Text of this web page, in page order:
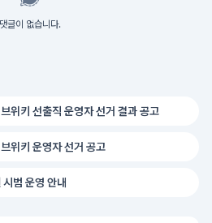
댓글이 없습니다.
위키 선출직 운영자 선거 결과 공고
위키 운영자 선거 공고
범 운영 안내